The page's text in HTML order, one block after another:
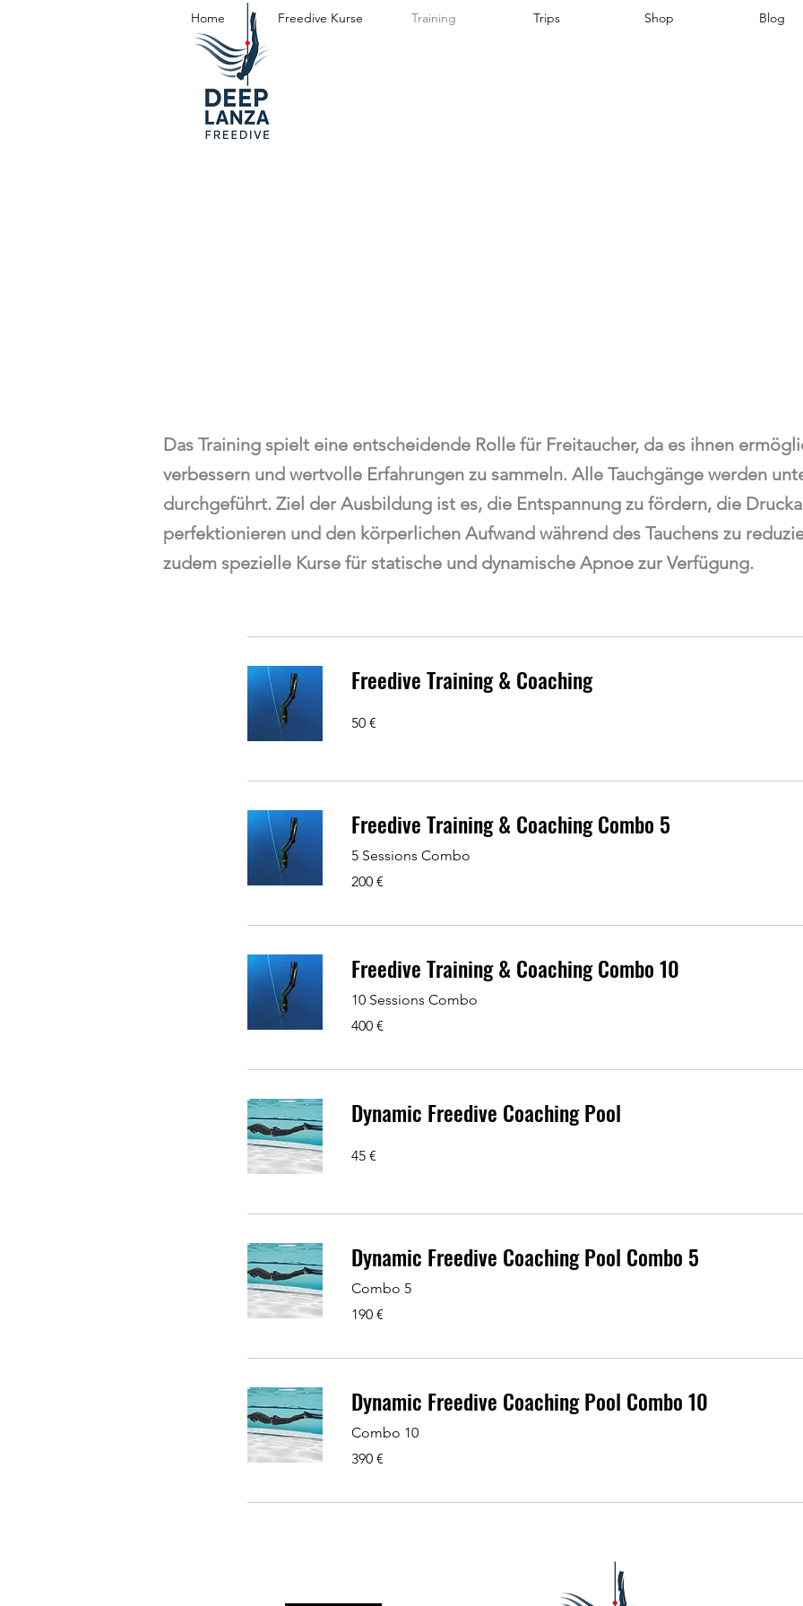
Home Freedive Kurse Training Trips Shop Blog
Das Training spielt eine entscheidende Rolle für Freitaucher, da es ihnen
verbessern und wertvolle Erfahrungen zu sammeln. Alle Tauchgänge werden
durchgeführt. Ziel der Ausbildung ist es, die Entspannung zu fördern, die
perfektionieren und den körperlichen Aufwand während des Tauchens zu
zudem spezielle Kurse für statische und dynamische Apnoe zur Verfügung.
Freedive Training & Coaching
Euro
50 €
Freedive Training & Coaching Combo 5
5 Sessions Combo
Euro
200 €
Freedive Training & Coaching Combo 10
10 Sessions Combo
Euro
400 €
Dynamic Freedive Coaching Pool
Euro
45 €
Dynamic Freedive Coaching Pool Combo 5
Combo 5
Euro
190 €
Dynamic Freedive Coaching Pool Combo 10
Combo 10
Euro
390 €